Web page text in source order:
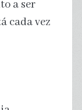
a ser
cada vez